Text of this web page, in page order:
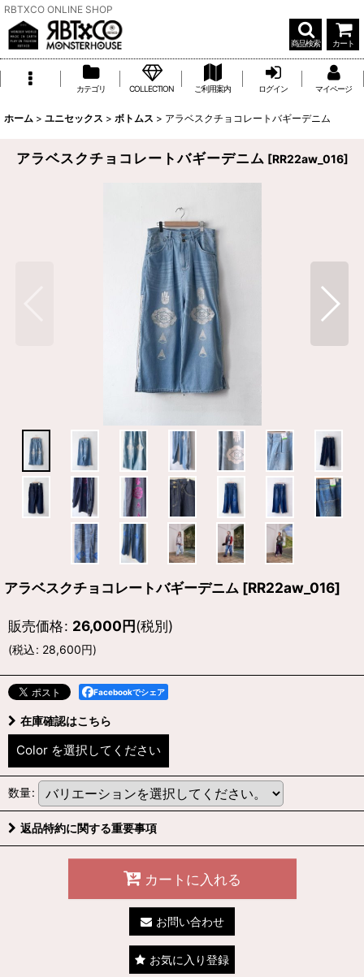
RBTXCO ONLINE SHOP
商品検索 カート
カテゴリ COLLECTION ご利用案内 ログイン マイページ
ホーム > ユニセックス > ボトムス > アラベスクチョコレートバギーデニム
アラベスクチョコレートバギーデニム [RR22aw_016]
アラベスクチョコレートバギーデニム [RR22aw_016]
販売価格: 26,000円(税別)
(税込: 28,600円)
Facebookでシェア
在庫確認はこちら
Color を選択してください
数量:
返品特約に関する重要事項
カートに入れる
お問い合わせ
お気に入り登録